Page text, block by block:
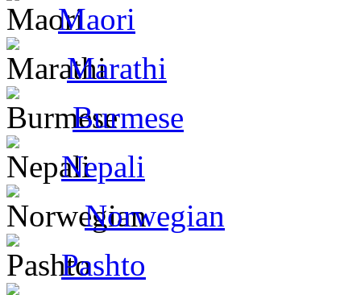
Maori
Marathi
Burmese
Nepali
Norwegian
Pashto